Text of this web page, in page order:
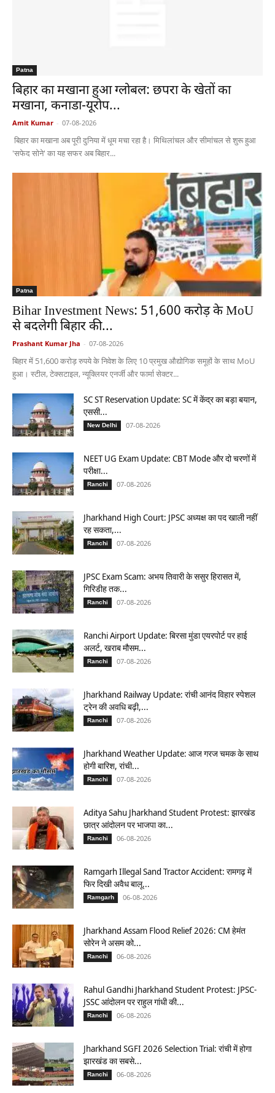
Patna
बिहार का मखाना हुआ ग्लोबल: छपरा के खेतों का
मखाना, कनाडा-यूरोप...
Amit Kumar - 07-08-2026
बिहार का मखाना अब पूरी दुनिया में धूम मचा रहा है। मिथिलांचल और सीमांचल से शुरू हुआ
'सफेद सोने' का यह सफर अब बिहार...
Patna
Bihar Investment News: 51,600 करोड़ के MoU
से बदलेगी बिहार की...
Prashant Kumar Jha - 07-08-2026
बिहार में 51,600 करोड़ रुपये के निवेश के लिए 10 प्रमुख औद्योगिक समूहों के साथ MoU
हुआ। स्टील, टेक्सटाइल, न्यूक्लियर एनर्जी और फार्मा सेक्टर...
SC ST Reservation Update: SC में केंद्र का बड़ा बयान,
एससी...
New Delhi 07-08-2026
NEET UG Exam Update: CBT Mode और दो चरणों में
परीक्षा...
Ranchi 07-08-2026
Jharkhand High Court: JPSC अध्यक्ष का पद खाली नहीं
रह सकता,...
Ranchi 07-08-2026
JPSC Exam Scam: अभय तिवारी के ससुर हिरासत में,
गिरिडीह तक...
Ranchi 07-08-2026
Ranchi Airport Update: बिरसा मुंडा एयरपोर्ट पर हाई
अलर्ट, खराब मौसम...
Ranchi 07-08-2026
Jharkhand Railway Update: रांची आनंद विहार स्पेशल
ट्रेन की अवधि बढ़ी,...
Ranchi 07-08-2026
Jharkhand Weather Update: आज गरज चमक के साथ
होगी बारिश, रांची...
Ranchi 07-08-2026
Aditya Sahu Jharkhand Student Protest: झारखंड
छात्र आंदोलन पर भाजपा का...
Ranchi 06-08-2026
Ramgarh Illegal Sand Tractor Accident: रामगढ़ में
फिर दिखी अवैध बालू...
Ramgarh 06-08-2026
Jharkhand Assam Flood Relief 2026: CM हेमंत
सोरेन ने असम को...
Ranchi 06-08-2026
Rahul Gandhi Jharkhand Student Protest: JPSC-
JSSC आंदोलन पर राहुल गांधी की...
Ranchi 06-08-2026
Jharkhand SGFI 2026 Selection Trial: रांची में होगा
झारखंड का सबसे...
Ranchi 06-08-2026